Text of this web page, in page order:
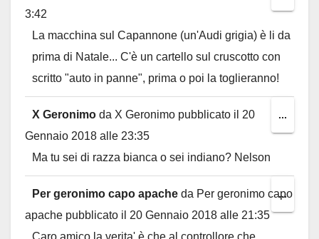
3:42
La macchina sul Capannone (un'Audi grigia) è li da
prima di Natale... C'è un cartello sul cruscotto con
scritto "auto in panne", prima o poi la toglieranno!
this
X Geronimo da X Geronimo pubblicato il 20
Gennaio 2018 alle 23:35
Ma tu sei di razza bianca o sei indiano? Nelson
...
this
Per geronimo capo apache da Per geronimo capo
apache pubblicato il 20 Gennaio 2018 alle 21:35
Caro amico,la verita' è che al controllore che
...Toggle
this